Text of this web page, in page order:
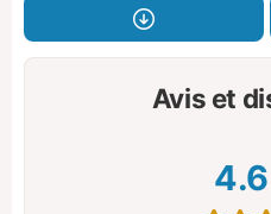
Avis et
4.6